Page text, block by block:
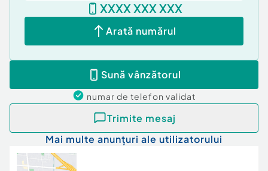
XXXX XXX XXX
Arată numărul
Sună vânzătorul
numar de telefon validat
Trimite mesaj
Mai multe anunțuri ale utilizatorului